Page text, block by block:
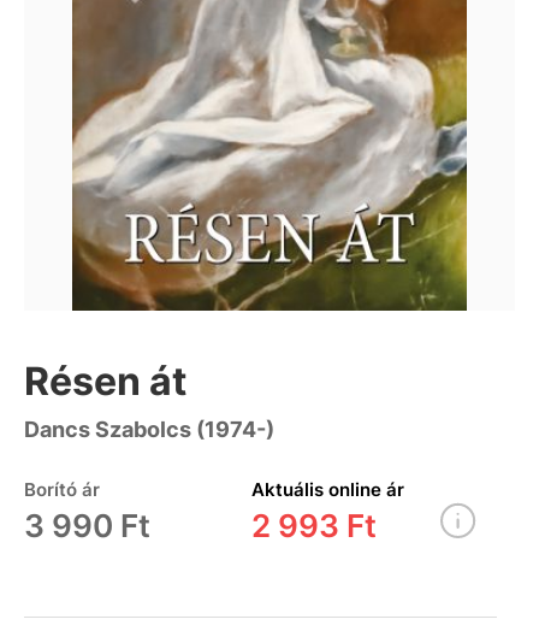
Résen át
Dancs Szabolcs (1974-)
Borító ár
3 990 Ft
Aktuális online ár
2 993 Ft